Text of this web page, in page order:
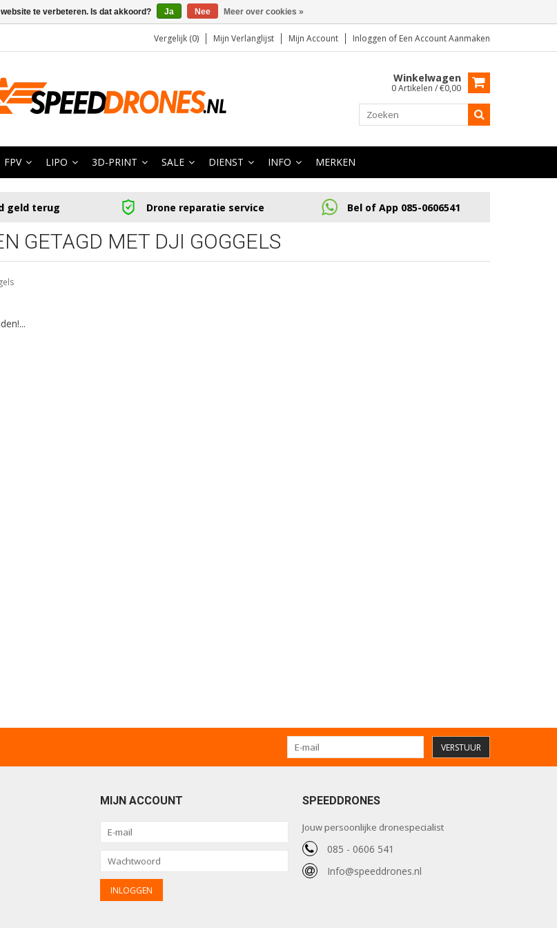
Vergelijk (0) Mijn Verlanglijst Mijn Account Inloggen of Een Account Aanmaken
Winkelwagen
0 Artikelen / €0,00
FPV LIPO 3D-PRINT SALE DIENST INFO MERKEN
geld terug Drone reparatie service Bel of App 085-0606541
GETAGD MET DJI GOGGELS
VERSTUUR
MIJN ACCOUNT SPEEDDRONES
Jouw persoonlijke dronespecialist
085 - 0606 541
Info@speeddrones.nl
te verbeteren. Is dat akkoord? Ja Nee Meer over cookies »